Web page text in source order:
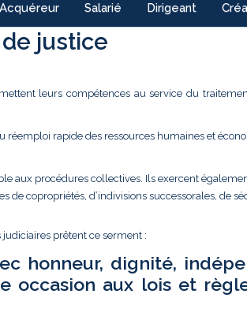
Acquéreur Salarié Dirigeant
justice
leurs compétences au service du
rapide des ressources humaines et
aux procédures collectives. Ils exercent
de copropriétés, d’indivisions successorales, de
prêtent ce serment :
honneur, dignité,
occasion aux lois et